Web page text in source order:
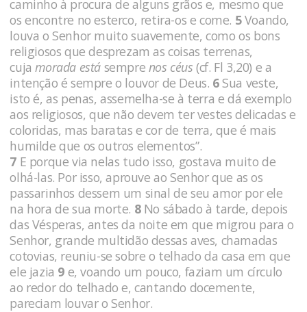
caminho à procura de alguns grãos e, mesmo que
os encontre no esterco, re­tira-os e come. 5Voando,
louva o Senhor muito suavemente, como os bons
religiosos que desprezam as coisas terrenas,
cuja morada está sempre nos céus(cf. Fl 3,20) e a
intenção é sempre o louvor de Deus. 6Sua veste,
isto é, as penas, assemelha-se à terra e dá exemplo
aos religiosos, que não devem ter vestes delicadas e
colo­ridas, mas baratas e cor de terra, que é mais
humilde que os outros elementos”.
7 E porque via nelas tudo isso, gostava muito de
olhá-las. Por isso, aprouve ao Senhor que as os
passarinhos dessem um sinal de seu amor por ele
na hora de sua morte. 8No sábado à tarde, depois
das Vésperas, antes da noite em que migrou para o
Senhor, grande multidão dessas aves, chamadas
cotovias, reuniu-se sobre o telhado da casa em que
ele jazia 9 e, voando um pouco, faziam um círculo
ao redor do telhado e, can­tando docemente,
pareciam louvar o Senhor.